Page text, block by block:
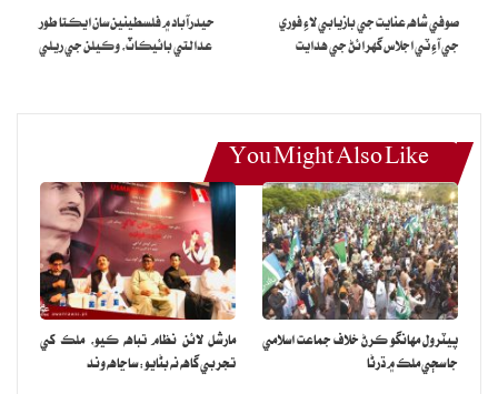
صوفي شاهه عنايت جي بازيابي لاءِ فوري
جي آءِ ٽي اجلاس گهرائڻ جي هدايت
حيدرآباد ۾ فلسطينين سان ايڪتا طور
عدالتي بائيڪاٽ، وڪيلن جي ريلي
You Might Also Like
پيٽرول مهانگو ڪرڻ خلاف جماعت اسلامي
جا سڄي ملڪ ۾ ڌرڻا
مارشل لائن نظام تباهه ڪيو، ملڪ کي
تجربي گاهه نه بڻايو: ساڃاهه وند